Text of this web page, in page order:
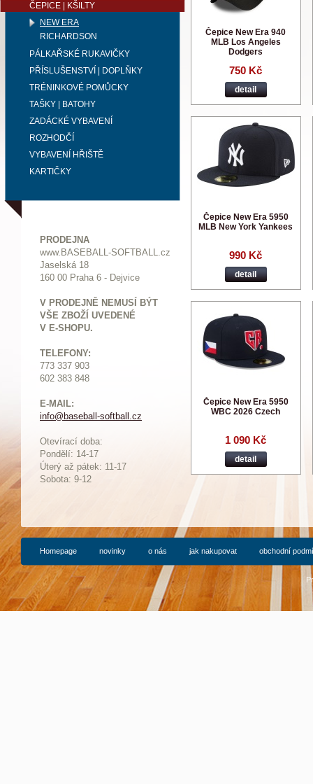
ČEPICE | KŠILTY
NEW ERA
RICHARDSON
PÁLKAŘSKÉ RUKAVIČKY
PŘÍSLUŠENSTVÍ | DOPLŇKY
TRÉNINKOVÉ POMŮCKY
TAŠKY | BATOHY
ZADÁCKÉ VYBAVENÍ
ROZHODČÍ
VYBAVENÍ HŘIŠTĚ
KARTIČKY
PRODEJNA
www.BASEBALL-SOFTBALL.cz
Jaselská 18
160 00 Praha 6 - Dejvice
V PRODEJNĚ NEMUSÍ BÝT
VŠE ZBOŽÍ UVEDENÉ
V E-SHOPU.
TELEFONY:
773 337 903
602 383 848
E-MAIL:
info@baseball-softball.cz
Otevírací doba:
Pondělí: 14-17
Úterý až pátek: 11-17
Sobota: 9-12
Čepice New Era 940
MLB Los Angeles
Dodgers
750 Kč
detail
Čepice New Era 5950
MLB New York Yankees
990 Kč
detail
Čepice New Era 5950
WBC 2026 Czech
1 090 Kč
detail
Homepage novinky o nás jak nakupovat obchodní